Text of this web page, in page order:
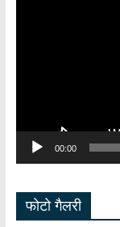
00:00
फोटो गैलरी